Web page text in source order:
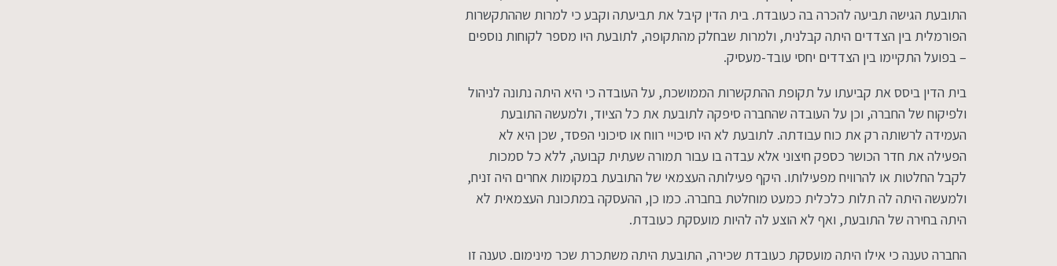
התובעת הגישה תביעה להכרה בה כעובדת. בית הדין קיבל את תביעתה וקבע כי למרות שההתקשרות
הפורמלית בין הצדדים היתה קבלנית, ולמרות שבחלק מהתקופה, לתובעת היו מספר לקוחות נוספים
– בפועל התקיימו בין הצדדים יחסי עובד-מעסיק.
בית הדין ביסס את קביעתו על תקופת ההתקשרות הממושכת, על העובדה כי היא היתה נתונה לניהול
ולפיקוח של החברה, וכן על העובדה שהחברה סיפקה לתובעת את כל הציוד, ולמעשה התובעת
העמידה לרשותה רק את כוח עבודתה. לתובעת לא היו סיכויי רווח או סיכוני הפסד, שכן היא לא
הפעילה את חדר הכושר כספק חיצוני אלא עבדה בו עבור תמורה שעתית קבועה, ללא כל סמכות
לקבל החלטות או להרוויח מפעילותו. היקף פעילותה העצמאי של התובעת במקומות אחרים היה זניח,
ולמעשה היתה לה תלות כלכלית כמעט מוחלטת בחברה. כמו כן, ההעסקה במתכונת העצמאית לא
היתה בחירה של התובעת, ואף לא הוצע לה להיות מועסקת כעובדת.
החברה טענה כי אילו היתה מועסקת כעובדת שכירה, התובעת היתה משתכרת שכר מינימום. טענה זו